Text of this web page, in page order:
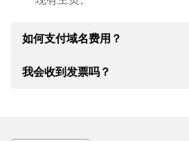
如何支付域名费用？
达成协议后，房东将通知您付款
我会收到发票吗？